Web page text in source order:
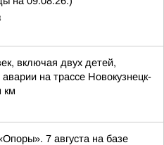
включая двух детей,
на трассе Новокузнецк-
км
7 августа на базе